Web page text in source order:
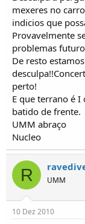
mexeres no
indicios que
Provavelmente
problemas
De resto
perto!
E que terrano é
batido de frente.
UMM abraço
Nucleo
R UMM
10 Dez 2010